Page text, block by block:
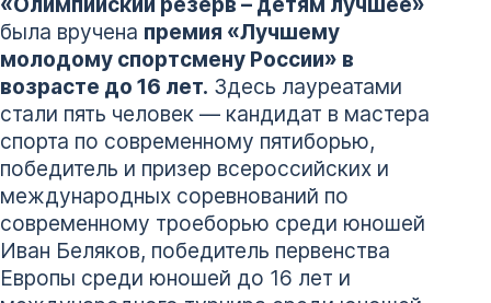
была вручена премия «Лучшему
молодому спортсмену России» в
возрасте до 16 лет. Здесь лауреатами
стали пять человек — кандидат в мастера
спорта по современному пятиборью,
победитель и призер всероссийских и
международных соревнований по
современному троеборью среди юношей
Иван Беляков, победитель первенства
Европы среди юношей до 16 лет и